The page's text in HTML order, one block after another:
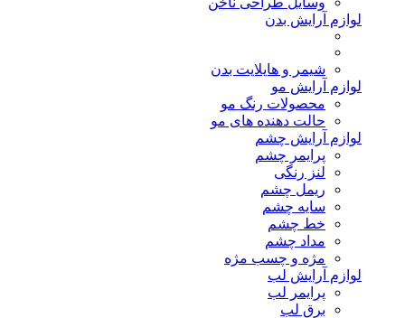
لوازم آرایش بدن
شیمر و هایلایت بدن
لوازم آرایش مو
محصولات رنگ مو
حالت دهنده های مو
لوازم آرایش چشم
پرایمر چشم
لنز رنگی
ریمل چشم
سایه چشم
خط چشم
مداد چشم
مژه و چسب مژه
لوازم آرایش لب
پرایمر لب
برق لب